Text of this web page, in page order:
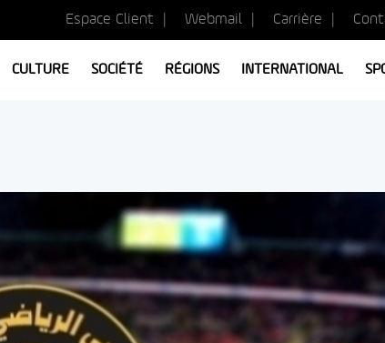
Espace Client Webmail Carrière
CULTURE SOCIÉTÉ RÉGIONS INTERNATIONAL